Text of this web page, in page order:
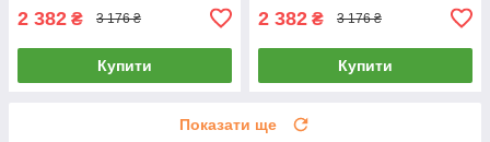
2 382 ₴ 3 176 ₴
Купити
2 382 ₴ 3 176 ₴
Купити
Показати ще